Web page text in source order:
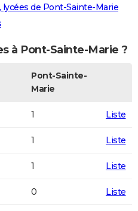
lycées de Pont-Sainte-Marie
à Pont-Sainte-Marie ?
Pont-Sainte-
Marie
1 Liste
1 Liste
1 Liste
0 Liste